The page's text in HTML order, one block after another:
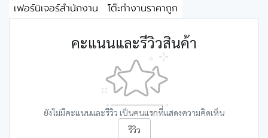
เฟอร์นิเจอร์สำนักงาน
โต๊ะทำงานราคาถูก
คะแนนและรีวิวสินค้า
ยังไม่มีคะแนนและรีวิว เป็นคนแรกที่แสดงความคิดเห็น
รีวิว